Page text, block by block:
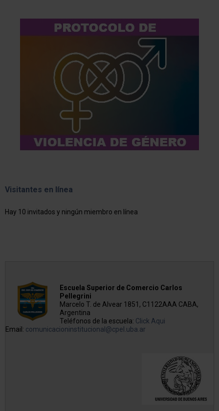
Visitantes en línea
Hay 10 invitados y ningún miembro en línea
Escuela Superior de Comercio Carlos
Pellegrini
Marcelo T. de Alvear 1851, C1122AAA CABA,
Argentina
Teléfonos de la escuela: Click Aqui
Email: comunicacioninstitucional@cpel.uba.ar